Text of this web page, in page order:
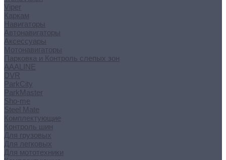
Viper
Каркам
Навигаторы
Автонавигаторы
Аксессуары
Мотонавигаторы
Парковка и Контроль слепых зон
AAALINE
DVR
ParkCity
ParkMaster
Sho-me
Steel Mate
Комплектующие
Контроль шин
Для грузовых
Для легковых
Для мототехники